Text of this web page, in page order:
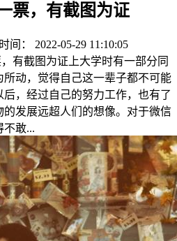
票，有截图为证
时间： 2022-05-29 11:10:05
有截图为证上大学时有一部分同
动，觉得自己这一辈子都不可能
，经过自己的努力工作，也有了
发展远超人们的想像。对于微信
不敢...